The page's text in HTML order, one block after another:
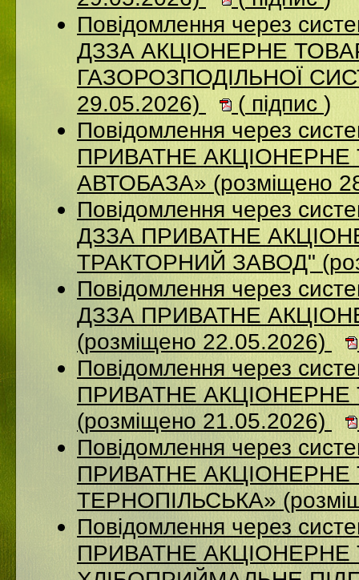
Повідомлення через
ДЗЗА АКЦІОНЕРНЕ
ГАЗОРОЗПОДІЛЬНОЇ
29.05.2026)
( підпис )
Повідомлення через
ПРИВАТНЕ
АВТОБАЗА» (розміщено
Повідомлення через
ДЗЗА ПРИВАТНЕ
ТРАКТОРНИЙ ЗАВОД"
Повідомлення через
ДЗЗА ПРИВАТНЕ
(розміщено 22.05.2026)
Повідомлення через
ПРИВАТНЕ
(розміщено 21.05.2026)
Повідомлення через
ПРИВАТНЕ
ТЕРНОПІЛЬСЬКА»
Повідомлення через
ПРИВАТНЕ